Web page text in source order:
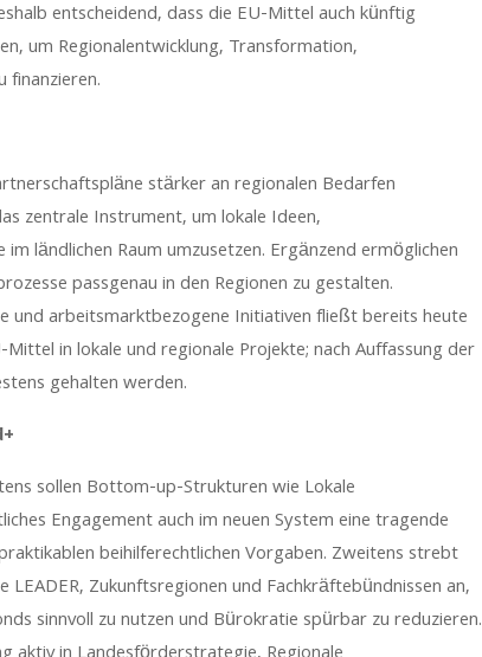
entscheidend, dass die EU-Mittel auch künftig
um Regionalentwicklung, Transformation,
finanzieren.
stärker an regionalen Bedarfen
zentrale Instrument, um lokale Ideen,
ländlichen Raum umzusetzen. Ergänzend ermöglichen
passgenau in den Regionen zu gestalten.
und arbeitsmarktbezogene Initiativen fließt bereits heute
in lokale und regionale Projekte; nach Auffassung der
gehalten werden.
sollen Bottom-up-Strukturen wie Lokale
Engagement auch im neuen System eine tragende
beihilferechtlichen Vorgaben. Zweitens strebt
Zukunftsregionen und Fachkräftebündnissen an,
sinnvoll zu nutzen und Bürokratie spürbar zu reduzieren.